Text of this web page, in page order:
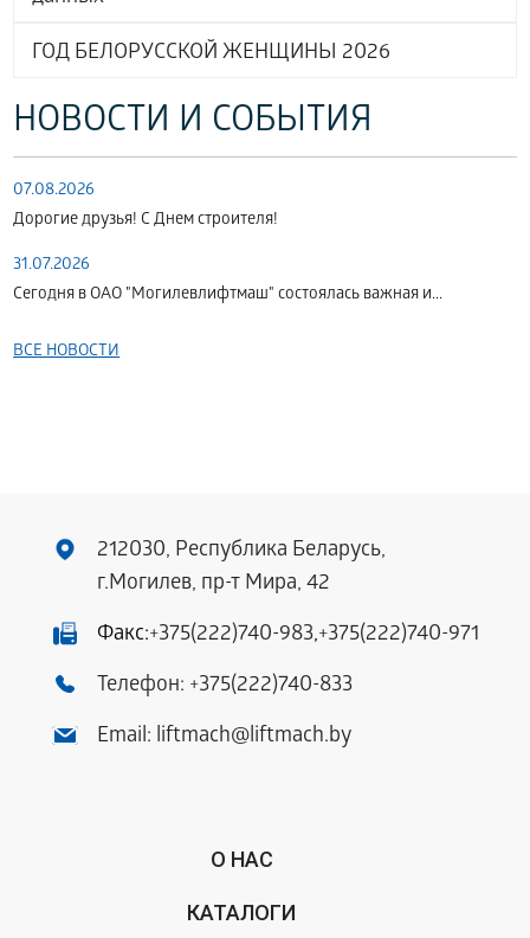
ГОД БЕЛОРУССКОЙ ЖЕНЩИНЫ 2026
НОВОСТИ И СОБЫТИЯ
07.08.2026
Дорогие друзья! С Днем строителя!
31.07.2026
Сегодня в ОАО "Могилевлифтмаш" состоялась важная и...
ВСЕ НОВОСТИ
212030, Республика Беларусь,
г.Могилев, пр-т Мира, 42
Факс:+375(222)740-983,+375(222)740-971
Телефон: +375(222)740-833
Email: liftmach@liftmach.by
О НАС
КАТАЛОГИ